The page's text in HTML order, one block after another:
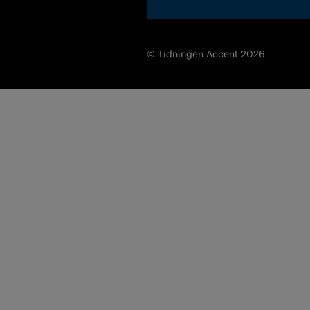
© Tidningen Accent 2026